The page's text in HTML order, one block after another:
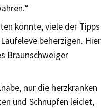
könnte, viele der Tipps
beherzigen. Hier
Braunschweiger
nur die herzkranken
und Schnupfen leidet,